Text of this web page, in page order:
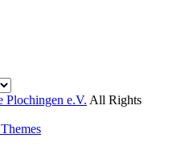
Plochingen e.V. All Rights